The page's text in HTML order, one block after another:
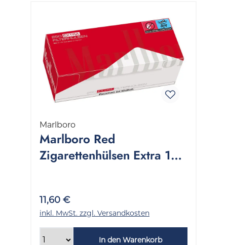
Marlboro
Marlboro Red
Zigarettenhülsen Extra 1
11,60 €
inkl. MwSt. zzgl. Versandkosten
In den Warenkorb